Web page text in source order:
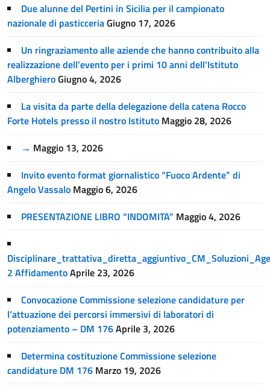
Due alunne del Pertini in Sicilia per il campionato
nazionale di pasticceriaGiugno 17, 2026
Un ringraziamento alle aziende che hanno contribuito alla
realizzazione dell’evento per i primi 10 anni dell’Istituto
AlberghieroGiugno 4, 2026
La visita da parte della delegazione della catena Rocco
Forte Hotels presso il nostro Istituto Maggio 28, 2026
→ Maggio 13, 2026
Invito evento format giornalistico “Fuoco Ardente” di
Angelo Vassalo Maggio 6, 2026
PRESENTAZIONE LIBRO “INDOMITA” Maggio 4, 2026
2 AffidamentoAprile 23, 2026
Convocazione Commissione selezione candidature per
l’attuazione dei percorsi immersivi di laboratori di
potenziamento – DM 176Aprile 3, 2026
Determina costituzione Commissione selezione
candidature DM 176 Marzo 19, 2026